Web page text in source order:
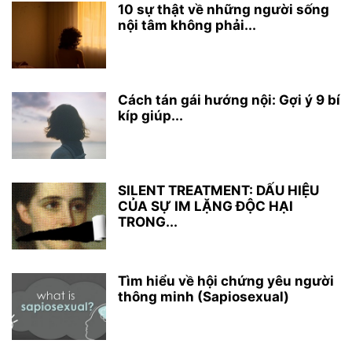
10 sự thật về những người sống
nội tâm không phải...
Cách tán gái hướng nội: Gợi ý 9 bí
kíp giúp...
SILENT TREATMENT: DẤU HIỆU
CỦA SỰ IM LẶNG ĐỘC HẠI
TRONG...
Tìm hiểu về hội chứng yêu người
thông minh (Sapiosexual)